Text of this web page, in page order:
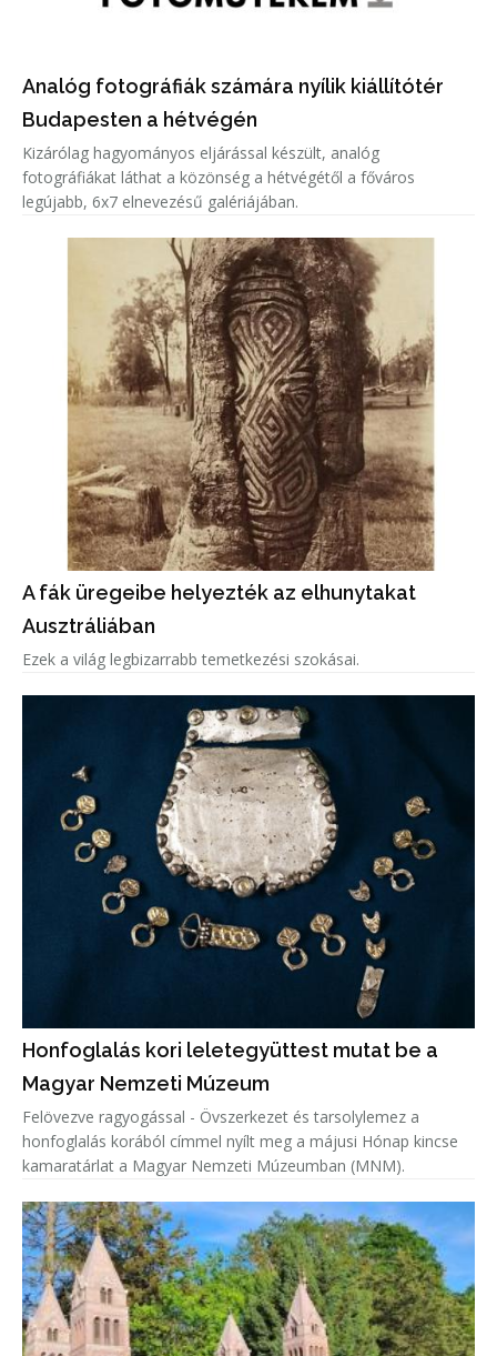
Analóg fotográfiák számára nyílik kiállítótér
Budapesten a hétvégén
Kizárólag hagyományos eljárással készült, analóg
fotográfiákat láthat a közönség a hétvégétől a főváros
legújabb, 6x7 elnevezésű galériájában.
A fák üregeibe helyezték az elhunytakat
Ausztráliában
Ezek a világ legbizarrabb temetkezési szokásai.
Honfoglalás kori leletegyüttest mutat be a
Magyar Nemzeti Múzeum
Felövezve ragyogással - Övszerkezet és tarsolylemez a
honfoglalás korából címmel nyílt meg a májusi Hónap kincse
kamaratárlat a Magyar Nemzeti Múzeumban (MNM).